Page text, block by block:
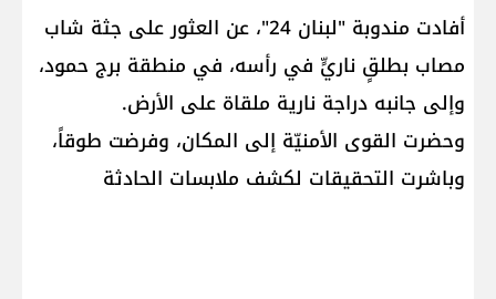
أفادت مندوبة "لبنان 24"، عن العثور على جثة شاب
مصاب بطلقٍ ناريٍّ في رأسه، في منطقة برج حمود،
وإلى جانبه دراجة نارية ملقاة على الأرض.
وحضرت القوى الأمنيّة إلى المكان، وفرضت طوقاً،
وباشرت التحقيقات لكشف ملابسات الحادثة